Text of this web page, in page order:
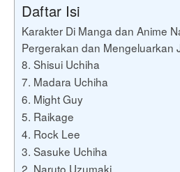
Daftar Isi
Karakter Di Manga dan Anime
Pergerakan dan Mengeluarkan
8. Shisui Uchiha
7. Madara Uchiha
6. Might Guy
5. Raikage
4. Rock Lee
3. Sasuke Uchiha
2. Naruto Uzumaki